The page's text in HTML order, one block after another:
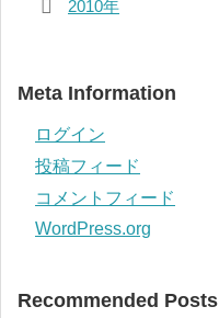
2010年
Meta Information
ログイン
投稿フィード
コメントフィード
WordPress.org
Recommended Posts